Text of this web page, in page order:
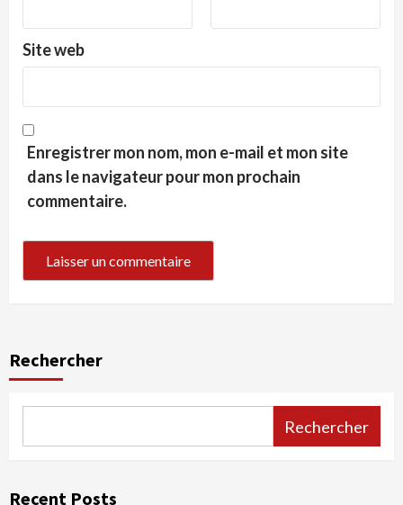
Site web
Enregistrer mon nom, mon e-mail et mon site
dans le navigateur pour mon prochain
commentaire.
Rechercher
Rechercher
Recent Posts